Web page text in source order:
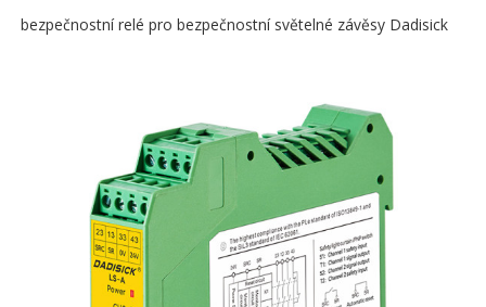
bezpečnostní relé pro bezpečnostní světelné závěsy Dadisick